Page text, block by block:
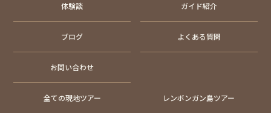
体験談 ガイド紹介
ブログ よくある質問
お問い合わせ
全ての現地ツアー レンボンガン島ツアー